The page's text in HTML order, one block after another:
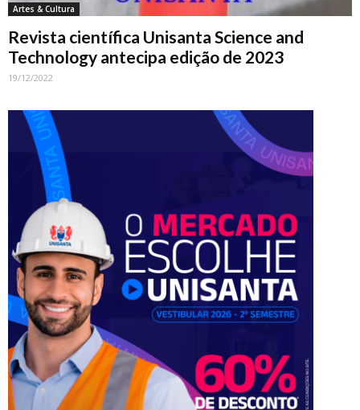
Artes & Cultura
Revista científica Unisanta Science and
Technology antecipa edição de 2023
19/12/2022